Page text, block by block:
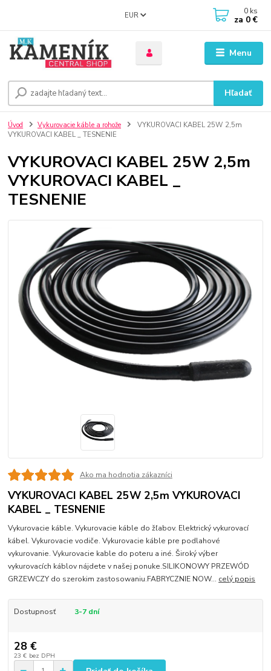
Menu
EUR
Hľadať
0 ks
za 0 €
Úvod Vykurovacie káble a rohože
VYKUROVACI KABEL 25W 2,5m
VYKUROVACI KABEL _ TESNENIE
VYKUROVACI KABEL 25W 2,5m
VYKUROVACI KABEL _
TESNENIE
Ako ma hodnotia zákazníci
VYKUROVACI KABEL 25W 2,5m VYKUROVACI
KABEL _ TESNENIE
Vykurovacie káble. Vykurovacie káble do žľabov. Elektrický vykurovací
kábel. Vykurovacie vodiče. Vykurovacie káble pre podlahové
vykurovanie. Vykurovacie kable do poteru a iné. Široký výber
vykurovacích káblov nájdete v našej ponuke.SILIKONOWY PRZEWÓD
GRZEWCZY do szerokim zastosowaniu.FABRYCZNIE NOW... celý popis
Dostupnosť 3-7 dní
28 €
23 € bez DPH